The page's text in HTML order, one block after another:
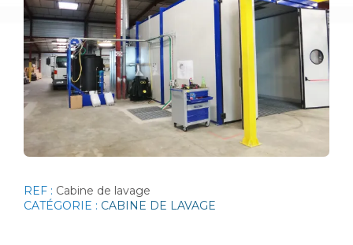
REF : Cabine de lavage
CATÉGORIE : CABINE DE LAVAGE